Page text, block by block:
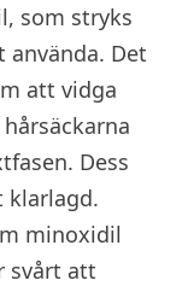
som stryks
använda. Det
att vidga
Dess
klarlagd.
minoxidil
svårt att